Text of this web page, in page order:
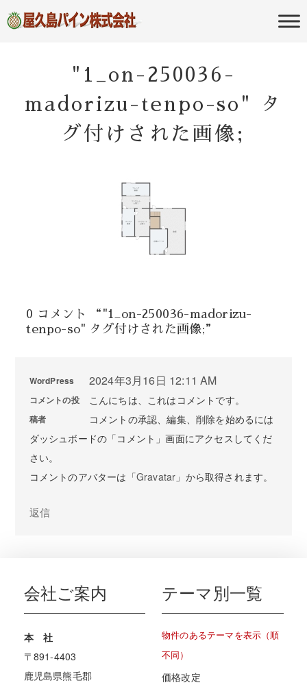
屋久島パイン
株式会社
のポータルサイト
"1_on-250036-
madorizu-tenpo-so" タ
グ付けされた画像;
0 コメント “"1_on-250036-madorizu-
tenpo-so" タグ付けされた画像;”
WordPress
コメントの投
稿者
2024年3月16日 12:11 AM
こんにちは、これはコメントです。
コメントの承認、編集、削除を始めるには
ダッシュボードの「コメント」画面にアクセスしてくだ
さい。
コメントのアバターは「Gravatar 」から取得されます。
返信
会社ご案内
本 社
〒891-4403
鹿児島県熊毛郡
テーマ別一覧
物件のあるテーマを表示（順
不同）
価格改定